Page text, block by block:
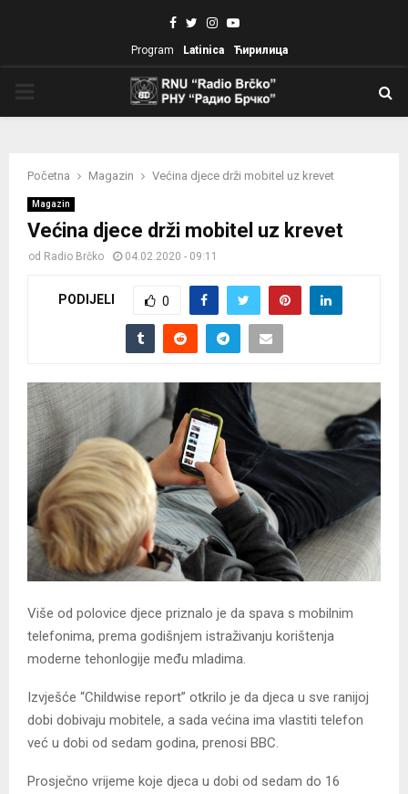
Facebook
TwitterInstagram
Youtube
Program Latinica Ћирилица
Početna Magazin Većina djece drži mobitel uz krevet
Magazin
Većina djece drži mobitel uz krevet
od Radio Brčko 04.02.2020 - 09:11
PODIJELI 0
Više od polovice djece priznalo je da spava s mobilnim
telefonima, prema godišnjem istraživanju korištenja
moderne tehonlogije među mladima.
Izvješće “Childwise report” otkrilo je da djeca u sve ranijoj
dobi dobivaju mobitele, a sada većina ima vlastiti telefon
već u dobi od sedam godina, prenosi BBC.
Prosječno vrijeme koje djeca u dobi od sedam do 16